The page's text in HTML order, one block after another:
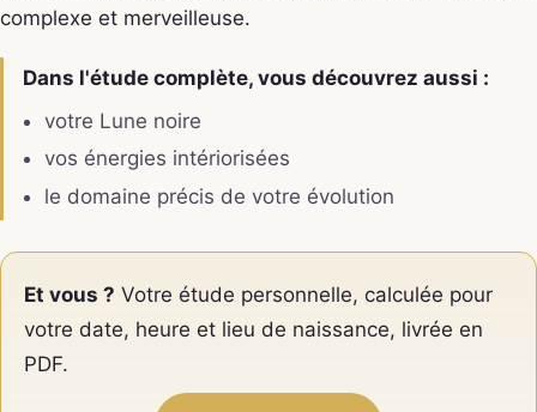
complexe et merveilleuse.
Dans l'étude complète, vous découvrez aussi :
votre Lune noire
vos énergies intériorisées
le domaine précis de votre évolution
Et vous ? Votre étude personnelle, calculée pour
votre date, heure et lieu de naissance, livrée en
PDF.